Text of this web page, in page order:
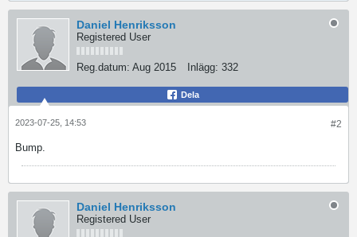
Daniel Henriksson
Registered User
Reg.datum: Aug 2015 Inlägg: 332
Dela
#2
2023-07-25, 14:53
Bump.
Daniel Henriksson
Registered User